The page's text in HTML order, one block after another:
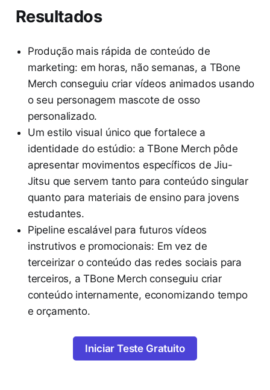
Resultados
Produção mais rápida de conteúdo de
marketing: em horas, não semanas, a TBone
Merch conseguiu criar vídeos animados usando
o seu personagem mascote de osso
personalizado.
Um estilo visual único que fortalece a
identidade do estúdio: a TBone Merch pôde
apresentar movimentos específicos de Jiu-
Jitsu que servem tanto para conteúdo singular
quanto para materiais de ensino para jovens
estudantes.
Pipeline escalável para futuros vídeos
instrutivos e promocionais: Em vez de
terceirizar o conteúdo das redes sociais para
terceiros, a TBone Merch conseguiu criar
conteúdo internamente, economizando tempo
e orçamento.
Iniciar Teste Gratuito